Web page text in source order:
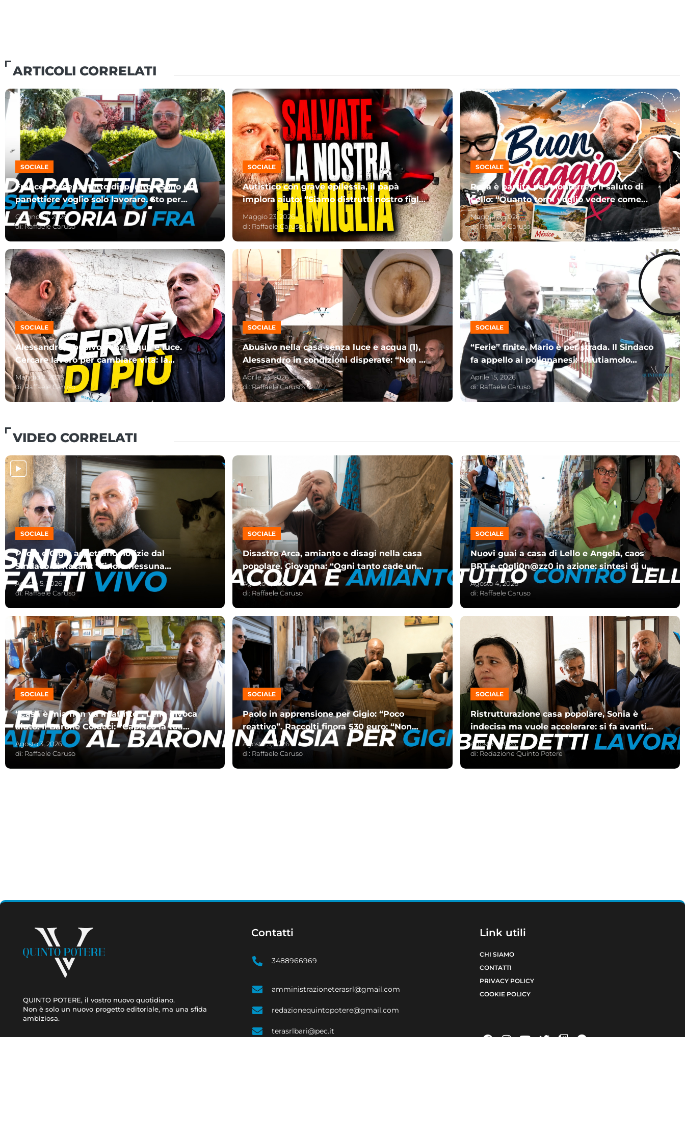
ARTICOLI CORRELATI
SOCIALE
Francesco, senzatetto disperato: “Sono un
panettiere voglio solo lavorare. Sto per
impazzire”
Giugno 22, 2026
di:Raffaele Caruso
SOCIALE
Autistico con grave epilessia, il papà
implora aiuto: “Siamo distrutti nostro figlio
è una furia”
Maggio 23, 2026
di: Raffaele Caruso
SOCIALE
Rosa è partita per Monterrey, il saluto di
Lello: “Quanto torni voglio vedere come
sei composta”
Maggio 8, 2026
di:Raffaele Caruso
SOCIALE
Alessandro, abusivo senz’acqua e luce.
Cercare lavoro per cambiare vita: la
discussione s’infiamma
Maggio 2, 2026
di:Raffaele Caruso
SOCIALE
Abusivo nella casa senza luce e acqua (1),
Alessandro in condizioni disperate: “Non è
colpa mia”
Aprile 23, 2026
di:Raffaele Caruso
SOCIALE
“Ferie” finite, Mario è per strada. Il Sindaco
fa appello ai polignanesi: “Aiutiamolo
insieme”
Aprile 15, 2026
di: Raffaele Caruso
VIDEO CORRELATI
SOCIALE
Paolo e Gigio aspettano notizie dal
Sindaco di Racale: “Finora nessuna
indicazione”
Agosto 5, 2026
di: Raffaele Caruso
SOCIALE
Disastro Arca, amianto e disagi nella casa
popolare. Giovanna: “Ogni tanto cade un
pezzetto”
Agosto 5, 2026
di: Raffaele Caruso
SOCIALE
Nuovi guai a casa di Lello e Angela, caos
BRT e c0gli0n@zz0 in azione: sintesi di un
giorno perfetto
Agosto 4, 2026
di: Raffaele Caruso
SOCIALE
“Casa è mia non va in affitto”, Lello invoca
aiuto. Il Barone Colucci: “Capisco la tua
sofferenza”
Agosto 3, 2026
di: Raffaele Caruso
SOCIALE
Paolo in apprensione per Gigio: “Poco
reattivo”. Raccolti finora 530 euro: “Non
me l’aspettavo”
Agosto 3, 2026
di: Raffaele Caruso
SOCIALE
Ristrutturazione casa popolare, Sonia è
indecisa ma vuole accelerare: si fa avanti
David
Agosto 1, 2026
di: Redazione Quinto Potere
QUINTO POTERE, il vostro nuovo quotidiano.
Non è solo un nuovo progetto editoriale, ma una sfida
ambiziosa.
Contatti
3488966969
amministrazioneterasrl@gmail.com
redazionequintopotere@gmail.com
terasrlbari@pec.it
Link utili
CHI SIAMO
CONTATTI
PRIVACY POLICY
COOKIE POLICY